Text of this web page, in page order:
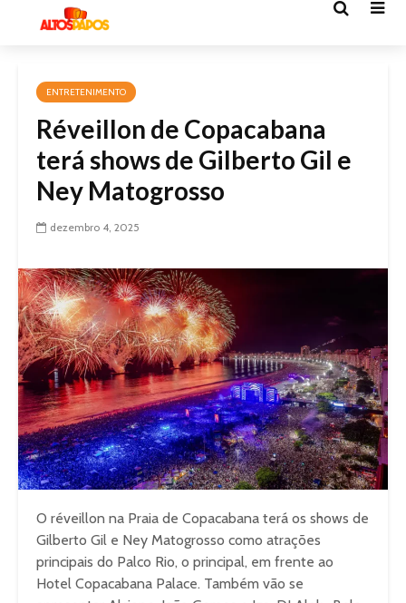
ENTRETENIMENTO
Réveillon de Copacabana
terá shows de Gilberto Gil e
Ney Matogrosso
dezembro 4, 2025
O réveillon na Praia de Copacabana terá os shows de
Gilberto Gil e Ney Matogrosso como atrações
principais do Palco Rio, o principal, em frente ao
Hotel Copacabana Palace. Também vão se